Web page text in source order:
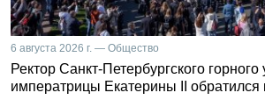
6 августа 2026 г. — Общество
Ректор Санкт-Петербургского горного
императрицы Екатерины II обратился